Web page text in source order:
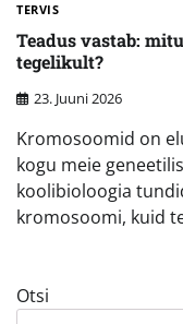
TERVIS
Teadus vastab:
tegelikult?
23. Juuni 2026
Kromosoomid on
kogu meie
koolibioloogia
kromosoomi, kuid
Otsi